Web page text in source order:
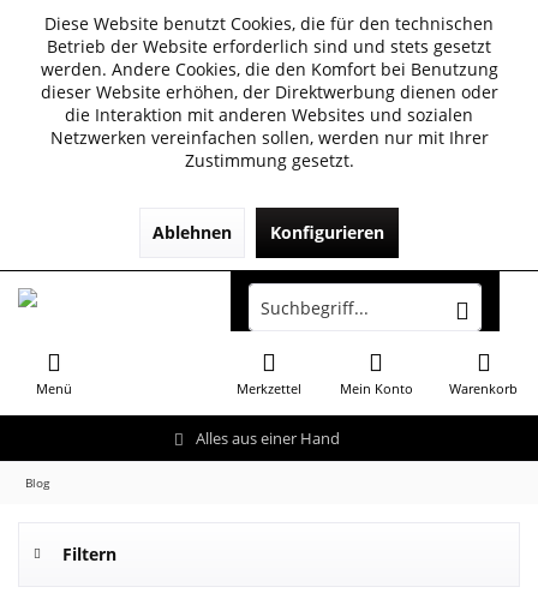
Diese Website benutzt Cookies, die für den technischen
Betrieb der Website erforderlich sind und stets gesetzt
werden. Andere Cookies, die den Komfort bei Benutzung
dieser Website erhöhen, der Direktwerbung dienen oder
die Interaktion mit anderen Websites und sozialen
Netzwerken vereinfachen sollen, werden nur mit Ihrer
Zustimmung gesetzt.
Ablehnen Konfigurieren
Alles aus einer Hand
Menü Warenkorb
Merkzettel Mein Konto
Blog
Filtern